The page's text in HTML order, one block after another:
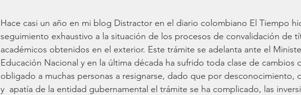
Hace casi un año en mi blog Distractor en el diario colombiano El Tiempo
seguimiento exhaustivo a la situación de los procesos de convalidación de
académicos obtenidos en el exterior. Este trámite se adelanta ante el
Educación Nacional y en la última década ha sufrido toda clase de cambios
obligado a muchas personas a resignarse, dado que por desconocimiento,
y  apatía de la entidad gubernamental el trámite se ha complicado, las